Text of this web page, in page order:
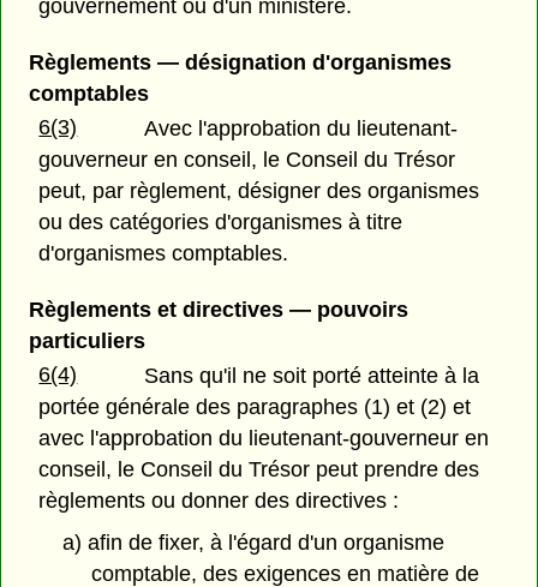
gouvernement ou d'un ministère.
Règlements — désignation d'organismes
comptables
6(3)
Avec l'approbation du lieutenant-
gouverneur en conseil, le Conseil du Trésor
peut, par règlement, désigner des organismes
ou des catégories d'organismes à titre
d'organismes comptables.
Règlements et directives — pouvoirs
particuliers
6(4)
Sans qu'il ne soit porté atteinte à la
portée générale des paragraphes (1) et (2) et
avec l'approbation du lieutenant-gouverneur en
conseil, le Conseil du Trésor peut prendre des
règlements ou donner des directives :
a) afin de fixer, à l'égard d'un organisme
comptable, des exigences en matière de